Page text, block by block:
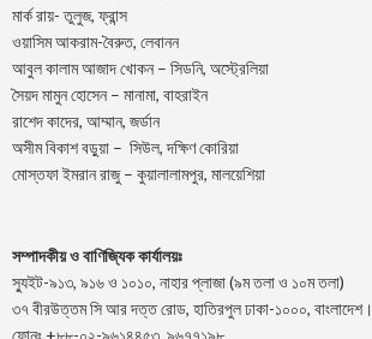
মার্ক রায়- তুলুজ, ফ্রান্স
ওয়াসিম আকরাম-বৈরুত, লেবানন
আবুল কালাম আজাদ খোকন – সিডনি, অস্ট্রেলিয়া
সৈয়দ মামুন হোসেন – মানামা, বাহরাইন
রাশেদ কাদের, আম্মান, জর্ডান
অসীম বিকাশ বড়ুয়া – সিউল, দক্ষিণ কোরিয়া
মোস্তফা ইমরান রাজু – কুয়ালালামপুর, মালয়েশিয়া
সম্পাদকীয় ও বাণিজ্যিক কার্যালয়ঃ
স্যুইট-৯১৩, ৯১৬ ও ১০১০, নাহার প্লাজা (৯ম তলা ও ১০ম তলা)
৩৭ বীরউত্তম সি আর দত্ত রোড, হাতিরপুল ঢাকা-১০০০, বাংলাদেশ।